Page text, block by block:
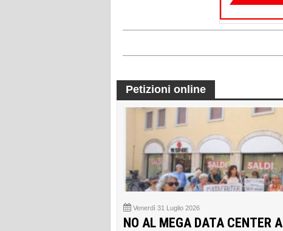
Petizioni online
Venerdì 31 Luglio 2026
NO AL MEGA DATA CENTER A